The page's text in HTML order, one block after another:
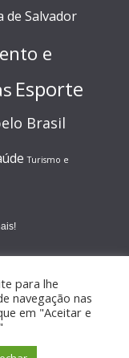
de Salvador
e
Esporte
Brasil
Turismo e
para lhe
navegação nas
em "Aceitar e